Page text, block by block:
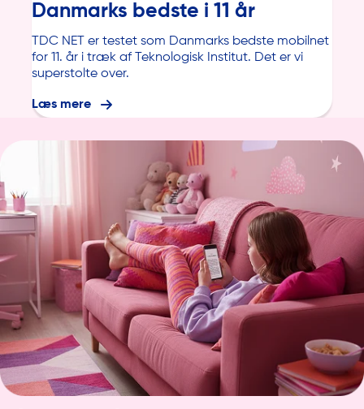
Danmarks bedste i 11 år
TDC NET er testet som Danmarks bedste mobilnet
for 11. år i træk af Teknologisk Institut. Det er vi
superstolte over.
Læs mere